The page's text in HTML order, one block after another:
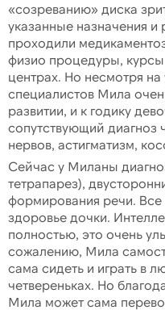
«созреванию» диска
указанные назначения
проходили
физио процедуры,
центрах. Но несмотря
специалистов Мила
развитии, и к годику
сопутствующий диагноз
нервов, астигматизм,
Сейчас у Миланы
тетрапарез),
формирования речи. Все
здоровье дочки.
полностью, это очень
сожалению, Мила
сама сидеть и играть в
четвереньках. Но
Мила может сама